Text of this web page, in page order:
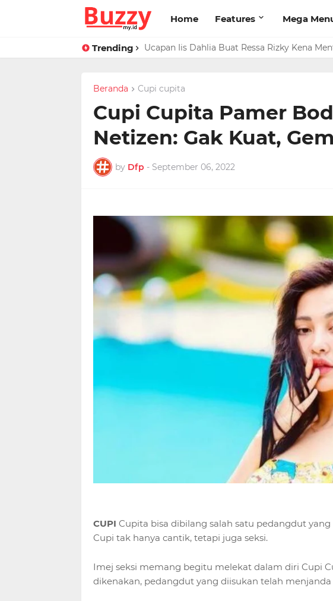
Home Features Mega
Trending Ucapan Iis Dahlia Buat Ressa Rizky Kena
Raffi Ahmad Masih di LN, Kirim Rp 1 M ke
Beranda Cupi cupita
Cupi Cupita Pamer
Netizen: Gak Kuat,
by Dfp - September 06, 2022
CUPI Cupita bisa dibilang salah satu pedangdut
Cupi tak hanya cantik, tetapi juga seksi.
Imej seksi memang begitu melekat dalam diri Cupi
dikenakan, pedangdut yang diisukan telah menjanda